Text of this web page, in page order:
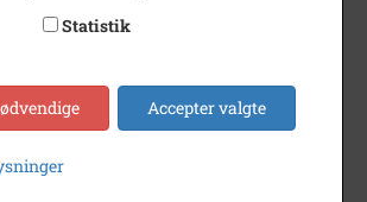
Øde Førslev Sogn (1000-2050)
Statistik
Accepter valgte